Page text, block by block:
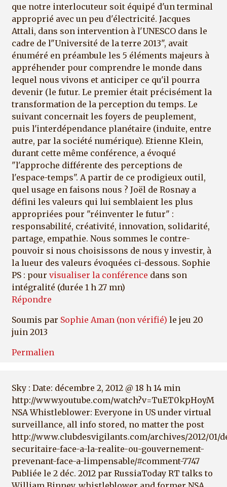
que notre interlocuteur soit équipé d'un terminal
approprié avec un peu d'électricité. Jacques
Attali, dans son intervention à l'UNESCO dans le
cadre de l"Université de la terre 2013", avait
énuméré en préambule les 5 éléments majeurs à
appréhender pour comprendre le monde dans
lequel nous vivons et anticiper ce qu'il pourra
devenir (le futur. Le premier était précisément la
transformation de la perception du temps. Le
suivant concernait les foyers de peuplement,
puis l'interdépendance planétaire (induite, entre
autre, par la société numérique). Etienne Klein,
durant cette même conférence, a évoqué
"l'approche différente des perceptions de
l'espace-temps". A partir de ce prodigieux outil,
quel usage en faisons nous ? Joël de Rosnay a
défini les valeurs qui lui semblaient les plus
appropriées pour "réinventer le futur" :
responsabilité, créativité, innovation, solidarité,
partage, empathie. Nous sommes le contre-
pouvoir si nous choisissons de nous y investir, à
la lueur des valeurs évoquées ci-dessous. Sophie
PS : pour visualiser la conférence dans son
intégralité (durée 1 h 27 mn)
Répondre
Soumis par Sophie Aman (non vérifié) le jeu 20
juin 2013
Permalien
Sky : Date: décembre 2, 2012 @ 18 h 14 min
http://www.youtube.com/watch?v=TuET0kpHoyM
NSA Whistleblower: Everyone in US under virtual
surveillance, all info stored, no matter the post
http://www.clubdesvigilants.com/archives/2012/01/
securitaire-face-a-la-realite-ou-gouvernement-
prevenant-face-a-limpensable/#comment-7747
Publiée le 2 déc. 2012 par RussiaToday RT talks to